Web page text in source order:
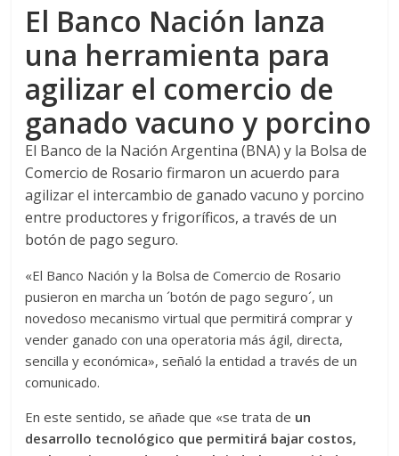
El Banco Nación lanza
una herramienta para
agilizar el comercio de
ganado vacuno y porcino
El Banco de la Nación Argentina (BNA) y la Bolsa de
Comercio de Rosario firmaron un acuerdo para
agilizar el intercambio de ganado vacuno y porcino
entre productores y frigoríficos, a través de un
botón de pago seguro.
«El Banco Nación y la Bolsa de Comercio de Rosario
pusieron en marcha un ´botón de pago seguro´, un
novedoso mecanismo virtual que permitirá comprar y
vender ganado con una operatoria más ágil, directa,
sencilla y económica», señaló la entidad a través de un
comunicado.
En este sentido, se añade que «se trata de un
desarrollo tecnológico que permitirá bajar costos,